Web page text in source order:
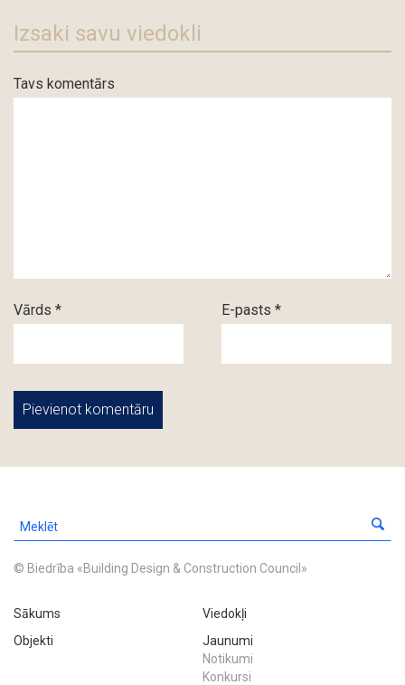
Izsaki savu viedokli
Tavs komentārs
Vārds * E-pasts *
© Biedrība «Building Design & Construction Council»
Sākums
Viedokļi
Objekti
Jaunumi
Notikumi
Konkursi